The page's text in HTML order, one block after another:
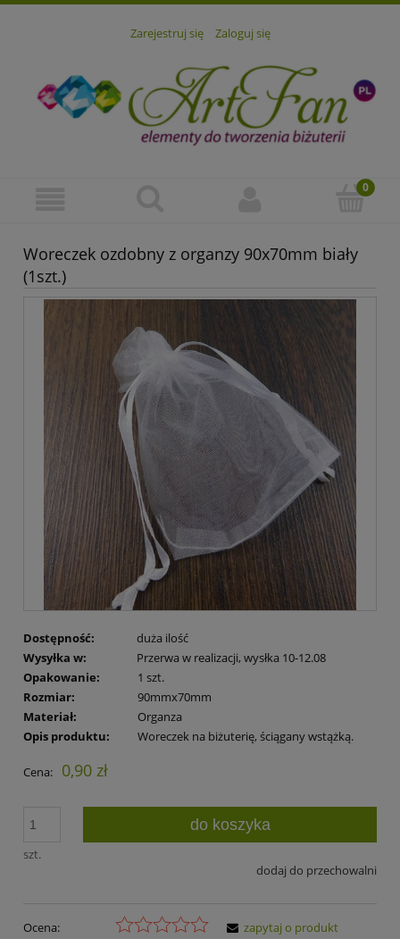
Zarejestruj się Zaloguj się
Woreczek ozdobny z organzy 90x70mm biały
(1szt.)
Dostępność:
duża ilość
Wysyłka w:
Przerwa w realizacji, wysłka 10-12.08
Opakowanie:
1 szt.
Rozmiar:
90mmx70mm
Materiał:
Organza
Opis produktu:
Woreczek na biżuterię, ściągany wstążką.
Cena: 0,90 zł
szt.
do koszyka
dodaj do przechowalni
Ocena:
zapytaj o produkt